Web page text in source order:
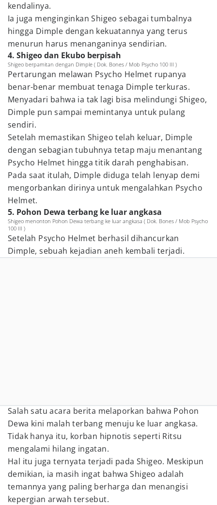
kendalinya.
Ia juga menginginkan Shigeo sebagai tumbalnya
hingga Dimple dengan kekuatannya yang terus
menurun harus menanganinya sendirian.
4. Shigeo dan Ekubo berpisah
Shigeo berpamitan dengan Dimple ( Dok. Bones / Mob Psycho 100 III )
Pertarungan melawan Psycho Helmet rupanya
benar-benar membuat tenaga Dimple terkuras.
Menyadari bahwa ia tak lagi bisa melindungi Shigeo,
Dimple pun sampai memintanya untuk pulang
sendiri.
Setelah memastikan Shigeo telah keluar, Dimple
dengan sebagian tubuhnya tetap maju menantang
Psycho Helmet hingga titik darah penghabisan.
Pada saat itulah, Dimple diduga telah lenyap demi
mengorbankan dirinya untuk mengalahkan Psycho
Helmet.
5. Pohon Dewa terbang ke luar angkasa
Shigeo menonton Pohon Dewa terbang ke luar angkasa ( Dok. Bones / Mob Psycho
100 III )
Setelah Psycho Helmet berhasil dihancurkan
Dimple, sebuah kejadian aneh kembali terjadi.
Salah satu acara berita melaporkan bahwa Pohon
Dewa kini malah terbang menuju ke luar angkasa.
Tidak hanya itu, korban hipnotis seperti Ritsu
mengalami hilang ingatan.
Hal itu juga ternyata terjadi pada Shigeo. Meskipun
demikian, ia masih ingat bahwa Shigeo adalah
temannya yang paling berharga dan menangisi
kepergian arwah tersebut.